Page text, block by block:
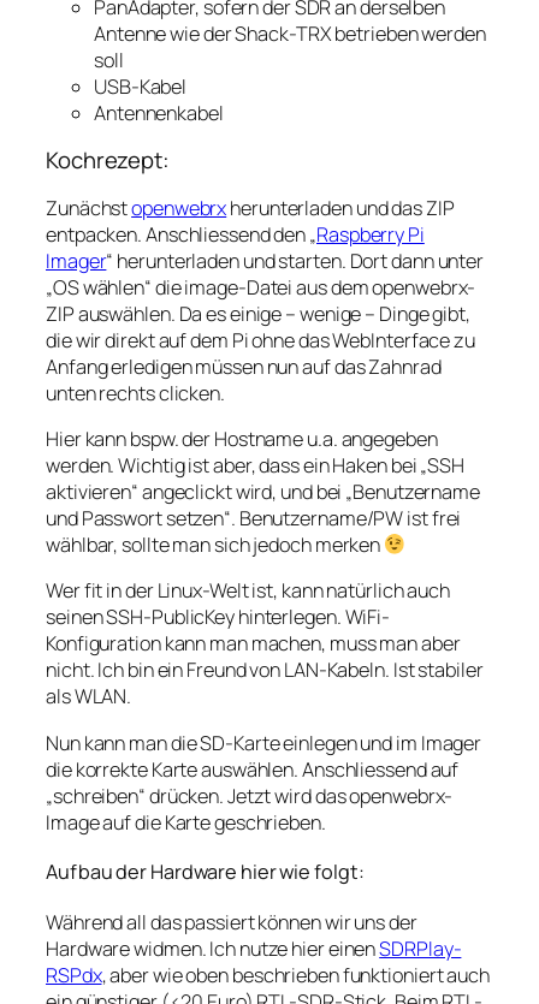
PanAdapter, sofern der SDR an derselben
Antenne wie der Shack-TRX betrieben werden
soll
USB-Kabel
Antennenkabel
Kochrezept:
Zunächstopenwebrxherunterladen und das ZIP
entpacken. Anschliessend den „Raspberry Pi
Imager“ herunterladen und starten. Dort dann unter
„OS wählen“ die image-Datei aus dem openwebrx-
ZIP auswählen. Da es einige – wenige – Dinge gibt,
die wir direkt auf dem Pi ohne das WebInterface zu
Anfang erledigen müssen nun auf das Zahnrad
unten rechts clicken.
Hier kann bspw. der Hostname u.a. angegeben
werden. Wichtig ist aber, dass ein Haken bei „SSH
aktivieren“ angeclickt wird, und bei „Benutzername
und Passwort setzen“. Benutzername/PW ist frei
wählbar, sollte man sich jedoch merken
Wer fit in der Linux-Welt ist, kann natürlich auch
seinen SSH-PublicKey hinterlegen. WiFi-
Konfiguration kann man machen, muss man aber
nicht. Ich bin ein Freund von LAN-Kabeln. Ist stabiler
als WLAN.
Nun kann man die SD-Karte einlegen und im Imager
die korrekte Karte auswählen. Anschliessend auf
„schreiben“ drücken. Jetzt wird das openwebrx-
Image auf die Karte geschrieben.
Aufbau der Hardware hier wie folgt:
Während all das passiert können wir uns der
Hardware widmen. Ich nutze hier einenSDRPlay-
RSPdx, aber wie oben beschrieben funktioniert auch